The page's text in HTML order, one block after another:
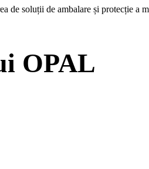
de soluții de ambalare și protecție a
OPAL